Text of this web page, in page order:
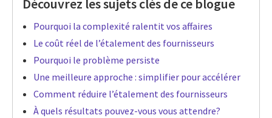
Découvrez les sujets clés de ce blogue
Pourquoi la complexité ralentit vos affaires
Le coût réel de l’étalement des fournisseurs
Pourquoi le problème persiste
Une meilleure approche : simplifier pour accélérer
Comment réduire l’étalement des fournisseurs
À quels résultats pouvez-vous vous attendre?